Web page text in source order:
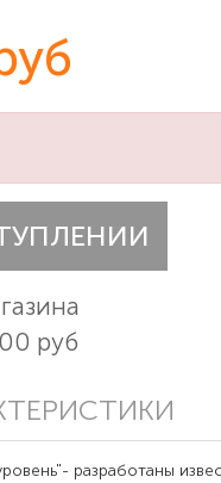
руб
разработаны